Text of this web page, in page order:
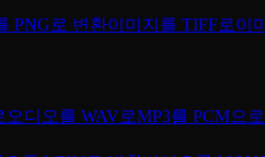
PNG로 변환이미지를 TIFF로이
오디오를 WAV로MP3를 PCM으